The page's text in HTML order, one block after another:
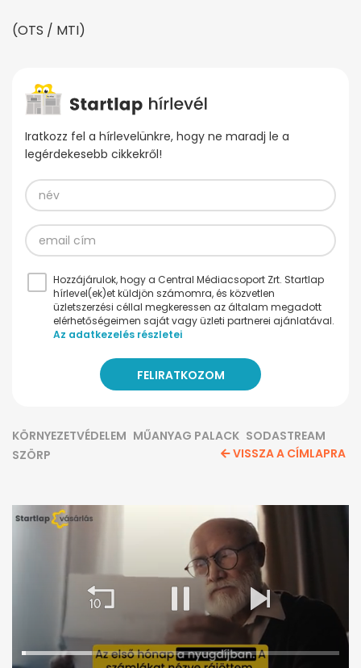
(OTS / MTI)
Iratkozz fel a hírlevelünkre, hogy ne maradj le a
legérdekesebb cikkekről!
Hozzájárulok, hogy a Central Médiacsoport Zrt. Startlap
hírlevel(ek)et küldjön számomra, és közvetlen
üzletszerzési céllal megkeressen az általam megadott
elérhetőségeimen saját vagy üzleti partnerei ajánlatával.
Az adatkezelés részletei
KÖRNYEZETVÉDELEM MŰANYAG PALACK SODASTREAM
SZÖRP
VISSZA A CÍMLAPRA